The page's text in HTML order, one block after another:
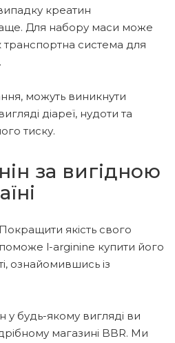
креатин
Для набору маси може
транспортна система для
можуть виникнути
діареї, нудоти та
тиску.
за вигідною
якість свого
l-arginine купити його
ознайомившись із
у будь-якому вигляді ви
магазині BBR. Ми